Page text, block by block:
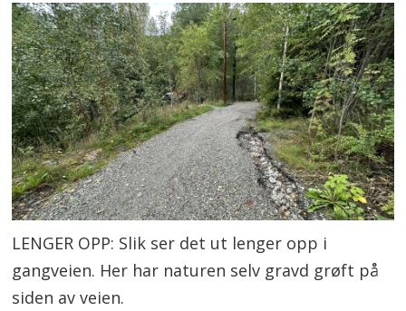
LENGER OPP: Slik ser det ut lenger opp i
gangveien. Her har naturen selv gravd grøft på
siden av veien.